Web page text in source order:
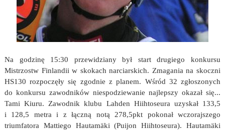
Na godzinę 15:30 przewidziany był start drugiego konkursu
Mistrzostw Finlandii w skokach narciarskich. Zmagania na skoczni
HS130 rozpoczęły się zgodnie z planem. Wśród 32 zgłoszonych
do konkursu zawodników niespodziewanie najlepszy okazał się...
Tami Kiuru. Zawodnik klubu Lahden Hiihtoseura uzyskał 133,5
i 128,5 metra i z łączną notą 278,5pkt pokonał wczorajszego
triumfatora Mattiego Hautamäki (Puijon Hiihtoseura). Hautamäki